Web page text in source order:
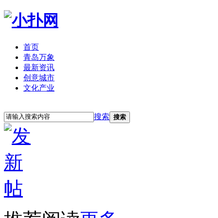
首页
青岛万象
最新资讯
创意城市
文化产业
搜索 搜索